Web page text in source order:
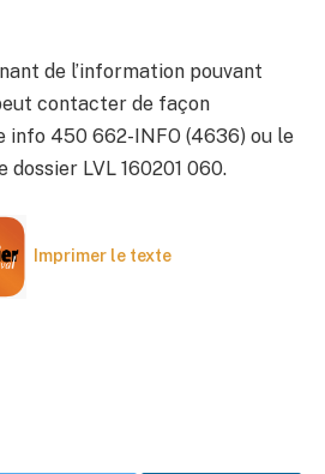
de l’information pouvant
contacter de façon
info 450 662-INFO (4636) ou le
dossier LVL 160201 060.
Imprimer le texte